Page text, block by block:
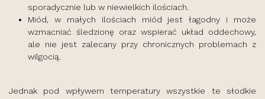
sporadycznie lub w niewielkich ilościach.
Miód, w małych ilościach miód jest łagodny i może
wzmacniać śledzionę oraz wspierać układ oddechowy,
ale nie jest zalecany przy chronicznych problemach z
wilgocią.
Jednak pod wpływem temperatury wszystkie te słodkie